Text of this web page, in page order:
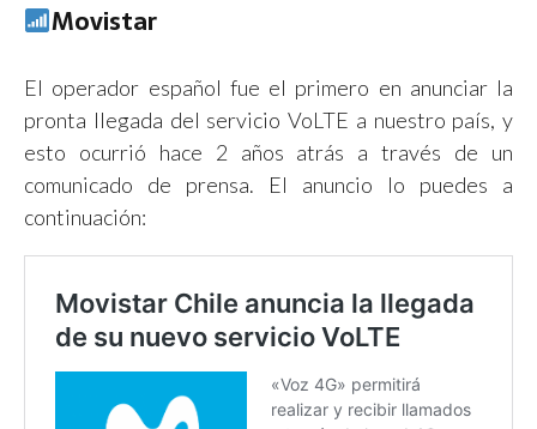
Movistar
El operador español fue el primero en anunciar la
pronta llegada del servicio VoLTE a nuestro país, y
esto ocurrió hace 2 años atrás a través de un
comunicado de prensa. El anuncio lo puedes a
continuación: